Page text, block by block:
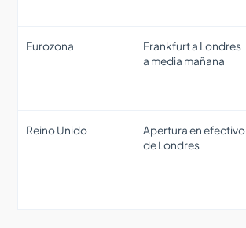
Eurozona
Frankfurt a Londres
a media mañana
Reino Unido
Apertura en efectivo
de Londres